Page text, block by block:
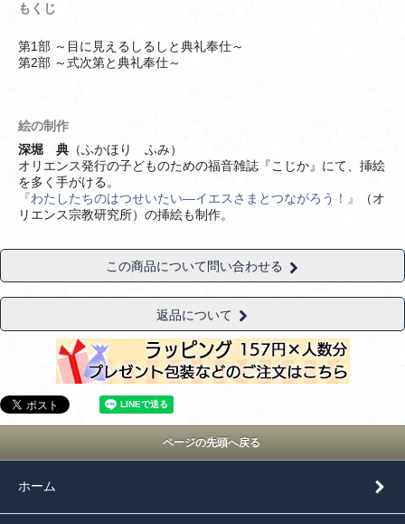
もくじ
第1部 ～目に見えるしるしと典礼奉仕～
第2部 ～式次第と典礼奉仕～
絵の制作
深堀 典 （ふかほり ふみ）
オリエンス発行の子どものための福音雑誌『こじか』にて、挿絵
を多く手がける。
『わたしたちのはつせいたい―イエスさまとつながろう！』
（オ
リエンス宗教研究所）の挿絵も制作。
この商品について問い合わせる
返品について
ページの先頭へ戻る
ホーム